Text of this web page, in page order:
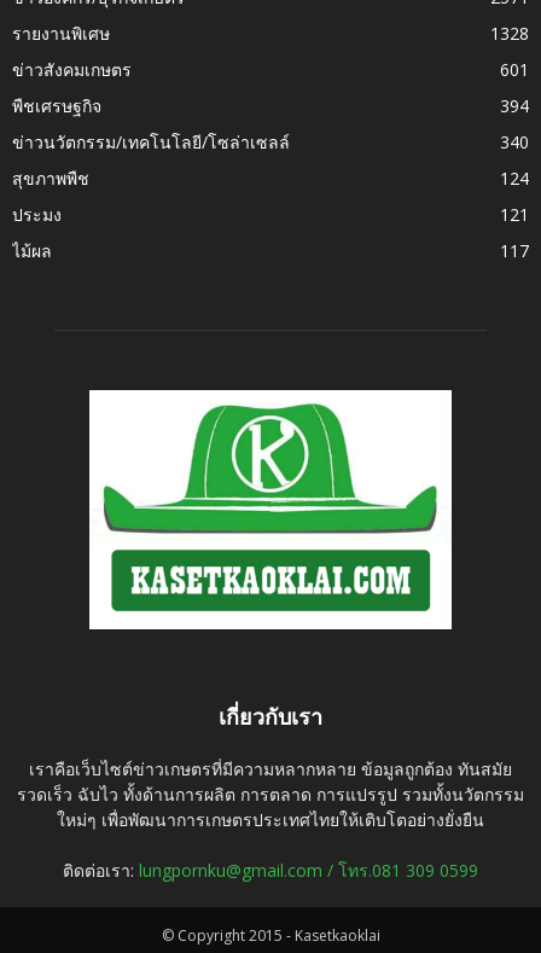
รายงานพิเศษ
1328
ข่าวสังคมเกษตร
601
พืชเศรษฐกิจ
394
ข่าวนวัตกรรม/เทคโนโลยี/โซล่าเซลล์
340
สุขภาพพืช
124
ประมง
121
ไม้ผล
117
เกี่ยวกับเรา
เราคือเว็บไซต์ข่าวเกษตรที่มีความหลากหลาย ข้อมูลถูกต้อง ทันสมัย
รวดเร็ว ฉับไว ทั้งด้านการผลิต การตลาด การแปรรูป รวมทั้งนวัตกรรม
ใหม่ๆ เพื่อพัฒนาการเกษตรประเทศไทยให้เติบโตอย่างยั่งยืน
ติดต่อเรา: lungpornku@gmail.com / โทร.081 309 0599
© Copyright 2015 - Kasetkaoklai